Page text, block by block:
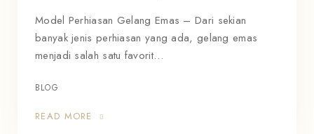
Model Perhiasan Gelang Emas – Dari sekian
banyak jenis perhiasan yang ada, gelang emas
menjadi salah satu favorit…
BLOG
READ MORE